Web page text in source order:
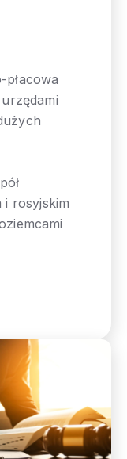
płacowa
i rosyjskim